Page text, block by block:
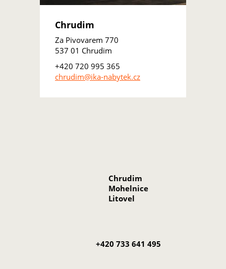
Chrudim
Za Pivovarem 770
537 01 Chrudim
+420 720 995 365
chrudim@ika-nabytek.cz
Chrudim
Mohelnice
Litovel
+420 733 641 495